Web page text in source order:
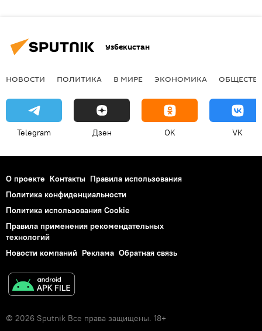
Узбекистан
НОВОСТИ ПОЛИТИКА В МИРЕ ЭКОНОМИКА
Telegram Дзен OK VK
О проекте Контакты Правила использования
Политика конфиденциальности
Политика использования Cookie
Правила применения рекомендательных
технологий
Новости компаний Реклама Обратная связь
© 2026 Sputnik Все права защищены. 18+